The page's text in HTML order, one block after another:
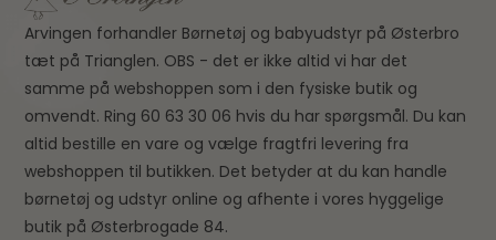
Arvingen forhandler Børnetøj og babyudstyr på Østerbro
tæt på Trianglen. OBS - det er ikke altid vi har det
samme på webshoppen som i den fysiske butik og
omvendt. Ring 60 63 30 06 hvis du har spørgsmål. Du kan
altid bestille en vare og vælge fragtfri levering fra
webshoppen til butikken. Det betyder at du kan handle
børnetøj og udstyr online og afhente i vores hyggelige
butik på Østerbrogade 84.